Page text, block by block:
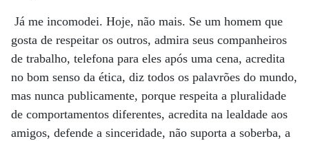
Já me incomodei. Hoje, não mais. Se um homem que
gosta de respeitar os outros, admira seus companheiros
de trabalho, telefona para eles após uma cena, acredita
no bom senso da ética, diz todos os palavrões do mundo,
mas nunca publicamente, porque respeita a pluralidade
de comportamentos diferentes, acredita na lealdade aos
amigos, defende a sinceridade, não suporta a soberba, a